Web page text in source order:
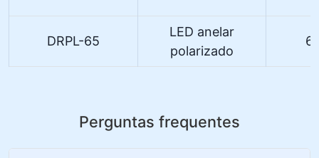
DRPL-65
LED anelar
polarizado
Perguntas frequentes